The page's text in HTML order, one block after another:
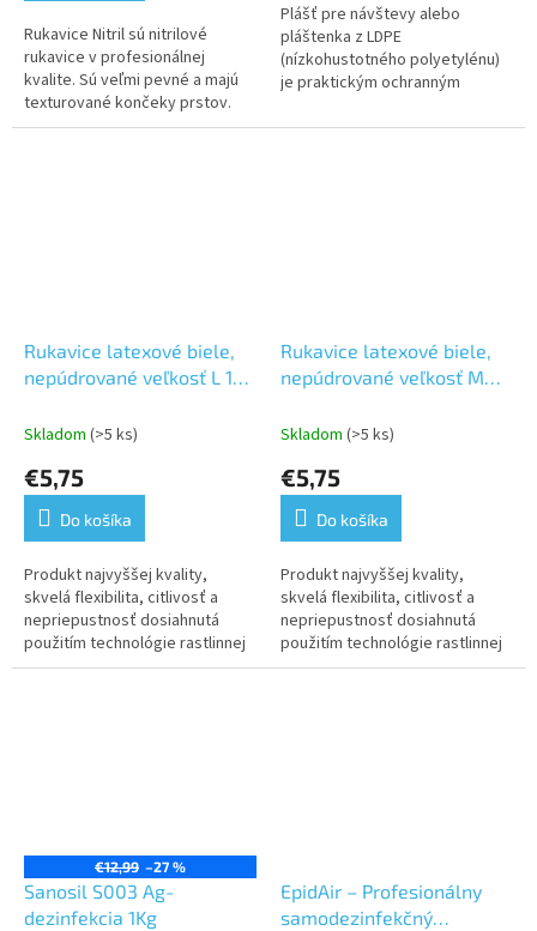
Rukavice Nitril sú nitrilové
rukavice v profesionálnej
kvalite. Sú veľmi pevné a majú
texturované končeky prstov.
Rukavice nie sú púdrované a sú
5
hviezdičiek.
Plášť pre návštevy alebo
pláštenka z LDPE
(nízkohustotného polyetylénu)
je praktickým ochranným
zdravotníctve, potravinárskom
Rukavice latexové biele,
nepúdrované veľkosť L 100
Skladom (>5 ks)
€5,75
Do košíka
Produkt najvyššej kvality,
skvelá flexibilita, citlivosť a
nepriepustnosť dosiahnutá
použitím technológie rastlinnej
výroby a vybraných surovín
Rukavice latexové biele,
nepúdrované veľkosť M
Skladom (>5 ks)
€5,75
Do košíka
Produkt najvyššej kvality,
skvelá flexibilita, citlivosť a
nepriepustnosť dosiahnutá
použitím technológie rastlinnej
výroby a vybraných surovín
€12,99 –27 %
Sanosil S003 Ag-
dezinfekcia 1Kg
EpidAir – Profesionálny
samodezinfekčný